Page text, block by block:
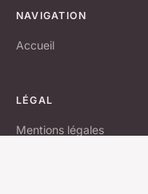
NAVIGATION
Accueil
LÉGAL
Mentions légales